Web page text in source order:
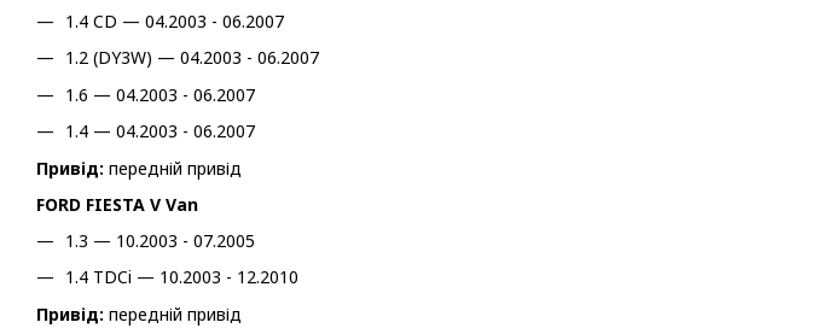
1.4 CD — 04.2003 - 06.2007
1.2 (DY3W) — 04.2003 - 06.2007
1.6 — 04.2003 - 06.2007
1.4 — 04.2003 - 06.2007
Привід: передній привід
FORD FIESTA V Van
1.3 — 10.2003 - 07.2005
1.4 TDCi — 10.2003 - 12.2010
Привід: передній привід